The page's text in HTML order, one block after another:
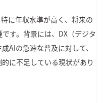
に年収水準が高く、将来の
す。背景には、DX（デジタ
AIの急速な普及に対して、
に不足している現状があり